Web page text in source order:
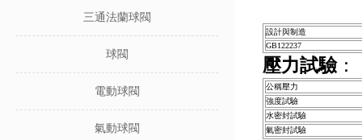
三通法蘭球閥
球閥
電動球閥
氣動球閥
設計與制造
GB122237
壓力試驗：
公稱壓力
強度試驗
水密封試驗
氣密封試驗